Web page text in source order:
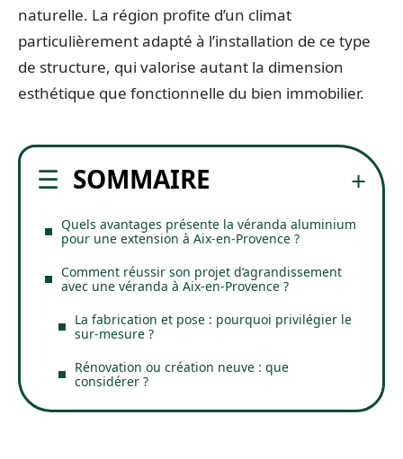
naturelle. La région profite d’un climat
particulièrement adapté à l’installation de ce type
de structure, qui valorise autant la dimension
esthétique que fonctionnelle du bien immobilier.
SOMMAIRE
Quels avantages présente la véranda aluminium
pour une extension à Aix-en-Provence ?
Comment réussir son projet d’agrandissement
avec une véranda à Aix-en-Provence ?
La fabrication et pose : pourquoi privilégier le
sur-mesure ?
Rénovation ou création neuve : que
considérer ?